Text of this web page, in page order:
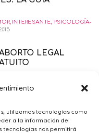
utilizamos tecnologías como
a la información del
tecnologías nos permitirá
, INTERESANTE, PSICOLOGÍA-
LEGAL
TRISTE?
,SÓLO PARA